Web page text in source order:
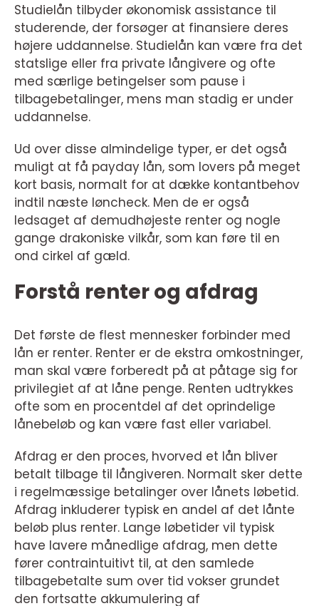
Studielån tilbyder økonomisk assistance til
studerende, der forsøger at finansiere deres
højere uddannelse. Studielån kan være fra det
statslige eller fra private långivere og ofte
med særlige betingelser som pause i
tilbagebetalinger, mens man stadig er under
uddannelse.
Ud over disse almindelige typer, er det også
muligt at få payday lån, som lovers på meget
kort basis, normalt for at dække kontantbehov
indtil næste løncheck. Men de er også
ledsaget af demudhøjeste renter og nogle
gange drakoniske vilkår, som kan føre til en
ond cirkel af gæld.
Forstå renter og afdrag
Det første de flest mennesker forbinder med
lån er renter. Renter er de ekstra omkostninger,
man skal være forberedt på at påtage sig for
privilegiet af at låne penge. Renten udtrykkes
ofte som en procentdel af det oprindelige
lånebeløb og kan være fast eller variabel.
Afdrag er den proces, hvorved et lån bliver
betalt tilbage til långiveren. Normalt sker dette
i regelmæssige betalinger over lånets løbetid.
Afdrag inkluderer typisk en andel af det lånte
beløb plus renter. Lange løbetider vil typisk
have lavere månedlige afdrag, men dette
fører contraintuitivt til, at den samlede
tilbagebetalte sum over tid vokser grundet
den fortsatte akkumulering af